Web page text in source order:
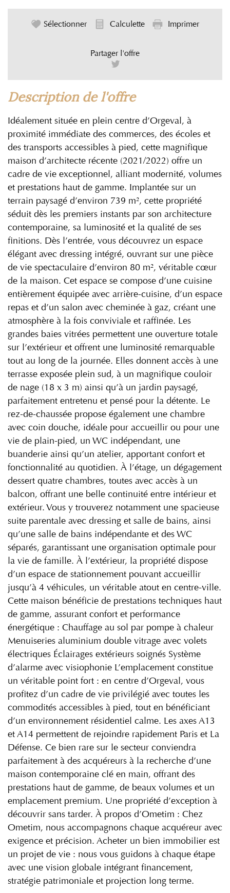
Sélectionner Calculette Imprimer
Partager l'offre
description de l'offre
Idéalement située en plein centre d’Orgeval, à
proximité immédiate des commerces, des écoles et
des transports accessibles à pied, cette magnifique
maison d’architecte récente (2021/2022) offre un
cadre de vie exceptionnel, alliant modernité, volumes
et prestations haut de gamme. Implantée sur un
terrain paysagé d’environ 739 m², cette propriété
séduit dès les premiers instants par son architecture
contemporaine, sa luminosité et la qualité de ses
finitions. Dès l’entrée, vous découvrez un espace
élégant avec dressing intégré, ouvrant sur une pièce
de vie spectaculaire d’environ 80 m², véritable cœur
de la maison. Cet espace se compose d’une cuisine
entièrement équipée avec arrière-cuisine, d’un espace
repas et d’un salon avec cheminée à gaz, créant une
atmosphère à la fois conviviale et raffinée. Les
grandes baies vitrées permettent une ouverture totale
sur l’extérieur et offrent une luminosité remarquable
tout au long de la journée. Elles donnent accès à une
terrasse exposée plein sud, à un magnifique couloir
de nage (18 x 3 m) ainsi qu’à un jardin paysagé,
parfaitement entretenu et pensé pour la détente. Le
rez-de-chaussée propose également une chambre
avec coin douche, idéale pour accueillir ou pour une
vie de plain-pied, un WC indépendant, une
buanderie ainsi qu’un atelier, apportant confort et
fonctionnalité au quotidien. À l’étage, un dégagement
dessert quatre chambres, toutes avec accès à un
balcon, offrant une belle continuité entre intérieur et
extérieur. Vous y trouverez notamment une spacieuse
suite parentale avec dressing et salle de bains, ainsi
qu’une salle de bains indépendante et des WC
séparés, garantissant une organisation optimale pour
la vie de famille. À l’extérieur, la propriété dispose
d’un espace de stationnement pouvant accueillir
jusqu’à 4 véhicules, un véritable atout en centre-ville.
Cette maison bénéficie de prestations techniques haut
de gamme, assurant confort et performance
énergétique : Chauffage au sol par pompe à chaleur
Menuiseries aluminium double vitrage avec volets
électriques Éclairages extérieurs soignés Système
d’alarme avec visiophonie L’emplacement constitue
un véritable point fort : en centre d’Orgeval, vous
profitez d’un cadre de vie privilégié avec toutes les
commodités accessibles à pied, tout en bénéficiant
d’un environnement résidentiel calme. Les axes A13
et A14 permettent de rejoindre rapidement Paris et La
Défense. Ce bien rare sur le secteur conviendra
parfaitement à des acquéreurs à la recherche d’une
maison contemporaine clé en main, offrant des
prestations haut de gamme, de beaux volumes et un
emplacement premium. Une propriété d’exception à
découvrir sans tarder. À propos d’Ometim : Chez
Ometim, nous accompagnons chaque acquéreur avec
exigence et précision. Acheter un bien immobilier est
un projet de vie : nous vous guidons à chaque étape
avec une vision globale intégrant financement,
stratégie patrimoniale et projection long terme.